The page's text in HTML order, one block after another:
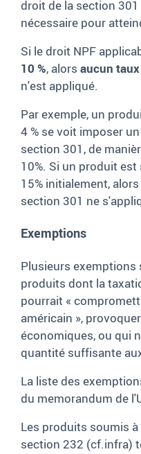
droit de la section
nécessaire pour
Si le droit NPF
10 %, alors aucun taux
n'est appliqué.
Par exemple, un
4 % se voit imposer
section 301, de
10%. Si un produit
15% initialement,
section 301 ne
Exemptions
Plusieurs exemptions
produits dont la
pourrait «
américain »,
économiques, ou qui
quantité suffisante
La liste des
du memorandum de
Les produits soumis
section 232 (cf.infra)